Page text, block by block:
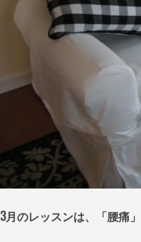
3月のレッスンは、 「腰痛」